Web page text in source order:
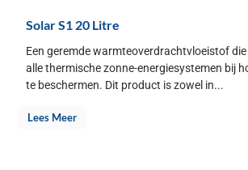
Solar S1 20 Litre
Een geremde warmteoverdrachtvloeistof
alle thermische zonne-energiesystemen bij
te beschermen. Dit product is zowel in...
Lees Meer